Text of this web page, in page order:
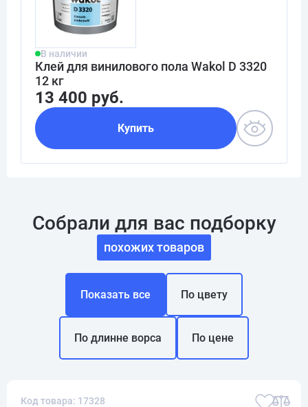
В наличии
Клей для винилового пола Wakol D 3320
12 кг
13 400 руб.
Купить
Собрали для вас подборку
похожих товаров
Показать все По цвету
По длинне ворса По цене
Код товара: 17328